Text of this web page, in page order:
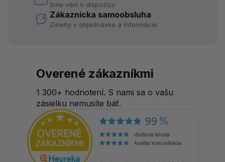
Sme vám k dispozícii
Zákaznícka samoobsluha
Zmeny v objednávke a informácie
Overené zákazníkmi
1 300+ hodnotení. S nami sa o vašu
zásielku nemusíte báť.